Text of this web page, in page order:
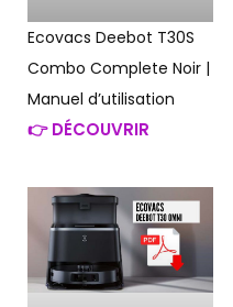
Ecovacs Deebot T30S
Combo Complete Noir |
Manuel d’utilisation
👉 DÉCOUVRIR